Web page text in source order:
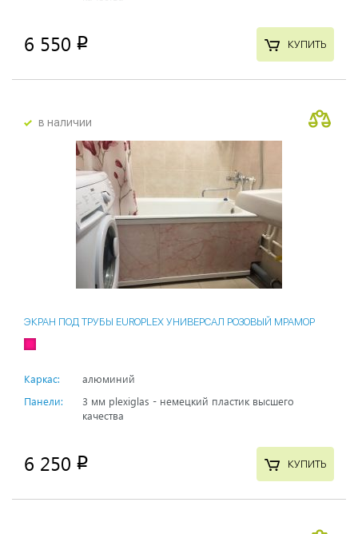
6 550 p КУПИТЬ
в наличии
ЭКРАН ПОД ТРУБЫ EUROPLEX УНИВЕРСАЛ РОЗОВЫЙ МРАМОР
Каркас:
алюминий
Панели:
3 мм plexiglas - немецкий пластик высшего
качества
6 250 p КУПИТЬ